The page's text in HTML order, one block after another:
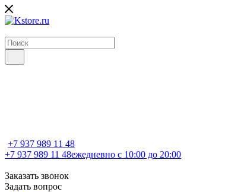
+7 937 989 11 48
+7 937 989 11 48ежедневно с 10:00 до 20:00
Заказать звонок
Задать вопрос